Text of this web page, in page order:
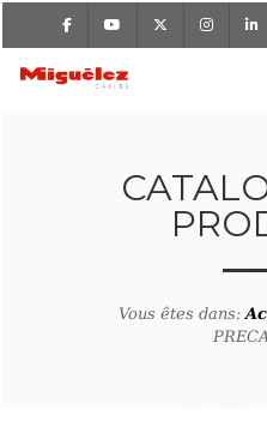
FacebookYoutube
Miguélez Cables
Vous êtes dans: